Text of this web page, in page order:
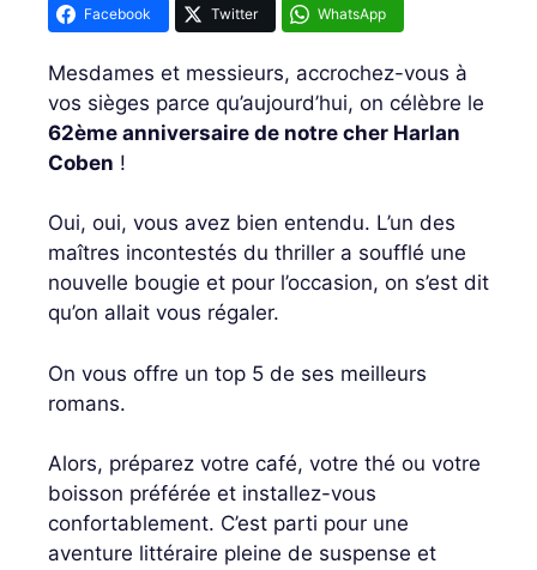
Facebook Twitter WhatsApp
Mesdames et messieurs, accrochez-vous à
vos sièges parce qu’aujourd’hui, on célèbre le
62ème anniversaire de notre cher Harlan
Coben !
Oui, oui, vous avez bien entendu. L’un des
maîtres incontestés du thriller a soufflé une
nouvelle bougie et pour l’occasion, on s’est dit
qu’on allait vous régaler.
On vous offre un top 5 de ses meilleurs
romans.
Alors, préparez votre café, votre thé ou votre
boisson préférée et installez-vous
confortablement. C’est parti pour une
aventure littéraire pleine de suspense et